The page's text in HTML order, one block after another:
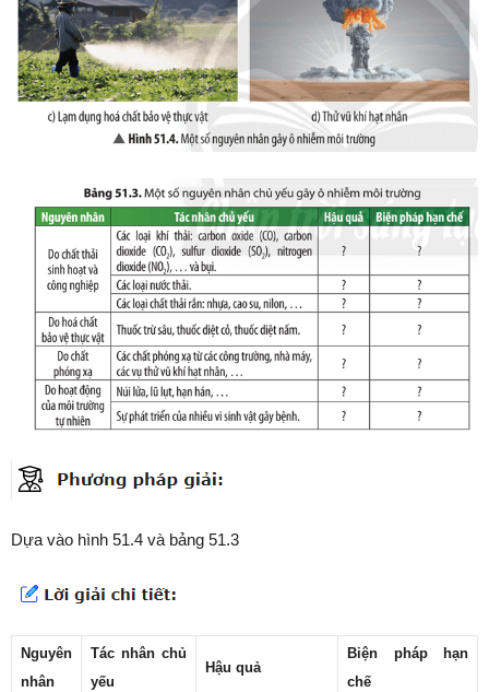
Dựa vào hình 51.4 và bảng 51.3
Nguyên
nhân
Tác nhân chủ
yếu
Hậu quả
Biện pháp hạn
chế